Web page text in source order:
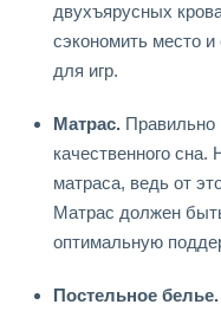
двухъярусных
сэкономить место
для игр.
Матрас. Правильно
качественного сна.
матраса, ведь от
Матрас должен
оптимальную
Постельное белье.